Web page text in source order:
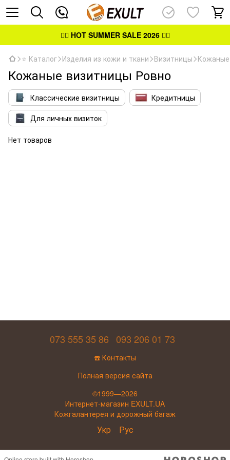
👉🏻 HOT SUMMER SALE 2026👈🏻
⭐ Каталог Изделия из кожи и ткани Визитницы
Кожаные визитницы Ровно
Классические визитницы
Кредитницы
Для личных визиток
Нет товаров
073 555 35 86 093 206 01 73
☎️ Контакты
Полная версия сайта
©1999—2026
Интернет-магазин EXULT.UA
Кожгалантерея и дорожный багаж
Укр Рус